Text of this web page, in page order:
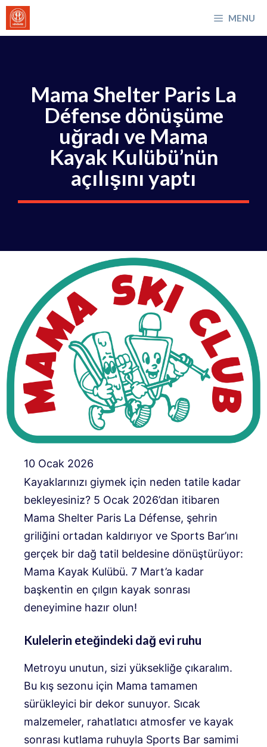
İçeriğe
atla
MENU
Mama Shelter Paris La
Défense dönüşüme
uğradı ve Mama
Kayak Kulübü’nün
açılışını yaptı
10 Ocak 2026
Kayaklarınızı giymek için neden tatile kadar
bekleyesiniz? 5 Ocak 2026’dan itibaren
Mama Shelter Paris La Défense, şehrin
griliğini ortadan kaldırıyor ve Sports Bar’ını
gerçek bir dağ tatil beldesine dönüştürüyor:
Mama Kayak Kulübü. 7 Mart’a kadar
başkentin en çılgın kayak sonrası
deneyimine hazır olun!
Kulelerin eteğindeki dağ evi ruhu
Metroyu unutun, sizi yüksekliğe çıkaralım.
Bu kış sezonu için Mama tamamen
sürükleyici bir dekor sunuyor. Sıcak
malzemeler, rahatlatıcı atmosfer ve kayak
sonrası kutlama ruhuyla Sports Bar samimi